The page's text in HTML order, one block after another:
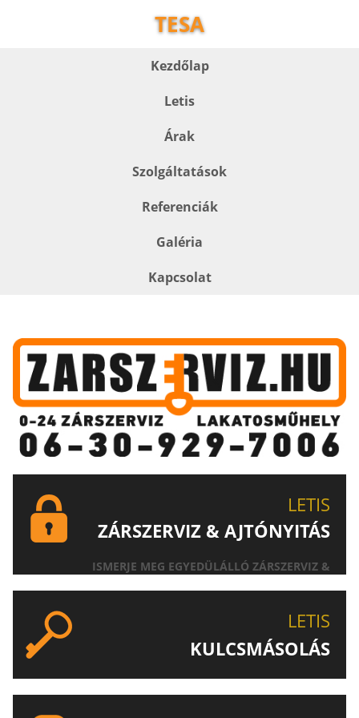
TESA
Kezdőlap
Letis
Árak
Szolgáltatások
Referenciák
Galéria
Kapcsolat
LETIS
ZÁRSZERVIZ & AJTÓNYITÁS
ISMERJE MEG EGYEDÜLÁLLÓ ZÁRSZERVIZ &
LETIS
KULCSMÁSOLÁS